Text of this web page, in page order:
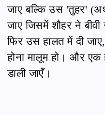
जाए बल्कि उस 'तुहर'
जाए जिसमें शौहर ने
फिर उस हालत में दी
होना मालूम हो। और
डाली जाएँ।